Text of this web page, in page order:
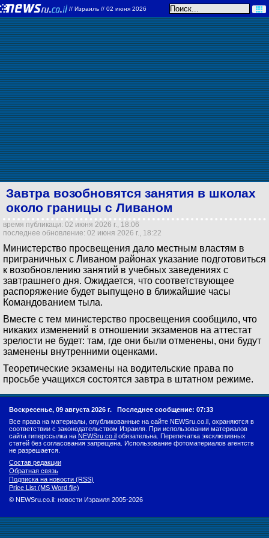
// Израиль // 02 июня 2026
Завтра возобновятся занятия в школах
около границы с Ливаном
время публикаци: 02 июня 2026 г., 18:06
последнее обновление: 02 июня 2026 г., 18:22
Министерство просвещения дало местным властям в
приграничных с Ливаном районах указание подготовиться
к возобновлению занятий в учебных заведениях с
завтрашнего дня. Ожидается, что соответствующее
распоряжение будет выпущено в ближайшие часы
Командованием тыла.
Вместе с тем министерство просвещения сообщило, что
никаких изменений в отношении экзаменов на аттестат
зрелости не будет: там, где они были отменены, они будут
заменены внутренними оценками.
Теоретические экзамены на водительские права по
просьбе учащихся состоятся завтра в штатном режиме.
Воскресенье, 09 августа 2026 г. Последнее сообщение: 07:33
Все права на материалы, опубликованные на сайте NEWSru.co.il, охраняются в
соответствии с законодательством Израиля. При использовании материалов
сайта гиперссылка на NEWSru.co.il обязательна. Перепечатка эксклюзивных
статей без согласования запрещена. Использование фотоматериалов агентств
не разрешается.
Состав редакции
Обратная связь
Подписка на новости (RSS)
Price List (MS Word file)
© NEWSru.co.il: новости Израиля 2005-2026